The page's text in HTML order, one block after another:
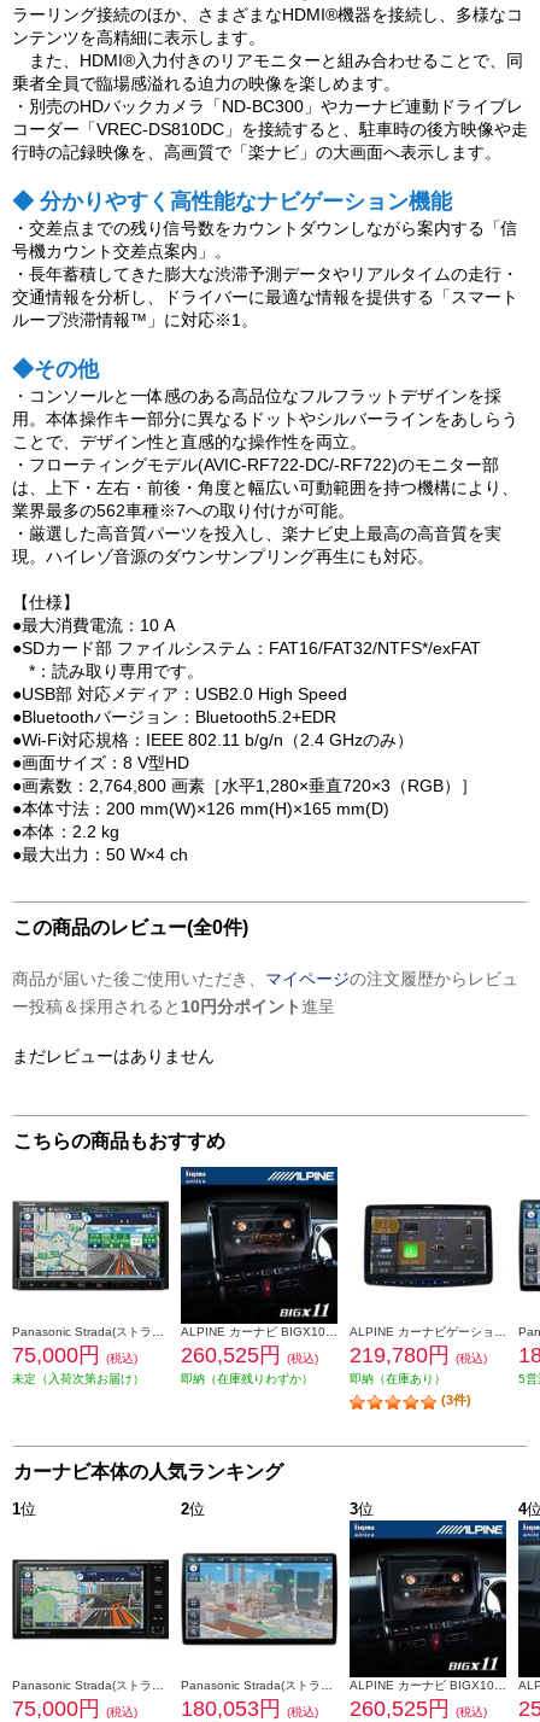
ラーリング接続のほか、さまざまなHDMI®機器を接続し、多様なコ
ンテンツを高精細に表示します。
また、HDMI®入力付きのリアモニターと組み合わせることで、同
乗者全員で臨場感溢れる迫力の映像を楽しめます。
・別売のHDバックカメラ「ND-BC300」やカーナビ連動ドライブレ
コーダー「VREC-DS810DC」を接続すると、駐車時の後方映像や走
行時の記録映像を、高画質で「楽ナビ」の大画面へ表示します。
◆ 分かりやすく高性能なナビゲーション機能
・交差点までの残り信号数をカウントダウンしながら案内する「信
号機カウント交差点案内」。
・長年蓄積してきた膨大な渋滞予測データやリアルタイムの走行・
交通情報を分析し、ドライバーに最適な情報を提供する「スマート
ループ渋滞情報™」に対応※1。
◆その他
・コンソールと一体感のある高品位なフルフラットデザインを採
用。本体操作キー部分に異なるドットやシルバーラインをあしらう
ことで、デザイン性と直感的な操作性を両立。
・フローティングモデル(AVIC-RF722-DC/-RF722)のモニター部
は、上下・左右・前後・角度と幅広い可動範囲を持つ機構により、
業界最多の562車種※7への取り付けが可能。
・厳選した高音質パーツを投入し、楽ナビ史上最高の高音質を実
現。ハイレゾ音源のダウンサンプリング再生にも対応。
【仕様】
●最大消費電流：10 A
●SDカード部 ファイルシステム：FAT16/FAT32/NTFS*/exFAT
*：読み取り専用です。
●USB部 対応メディア：USB2.0 High Speed
●Bluetoothバージョン：Bluetooth5.2+EDR
●Wi-Fi対応規格：IEEE 802.11 b/g/n（2.4 GHzのみ）
●画面サイズ：8 V型HD
●画素数：2,764,800 画素［水平1,280×垂直720×3（RGB）］
●本体寸法：200 mm(W)×126 mm(H)×165 mm(D)
●本体：2.2 kg
●最大出力：50 W×4 ch
この商品のレビュー(全0件)
商品が届いた後ご使用いただき、 マイページの注文履歴からレビュ
ー投稿＆採用されると 10円分ポイント進呈
まだレビューはありません
こちらの商品もおすすめ
75,000円
(税込)
未定（入荷次第お届け）
260,525円
(税込)
即納（在庫残りわずか）
219,780円
(税込)
即納（在庫あり）
(3件)
5営
カーナビ本体の人気ランキング
1位
75,000円
(税込)
2位
180,053円
(税込)
3位
260,525円
(税込)
4